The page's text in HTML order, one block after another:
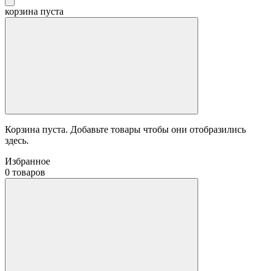
корзина пуста
Корзина пуста. Добавьте товары чтобы они отобразились
здесь.
Избранное
0 товаров